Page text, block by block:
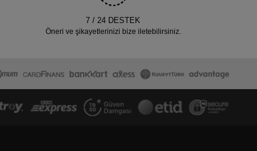
7 / 24 DESTEK
Öneri ve şikayetlerinizi bize iletebilirsiniz.